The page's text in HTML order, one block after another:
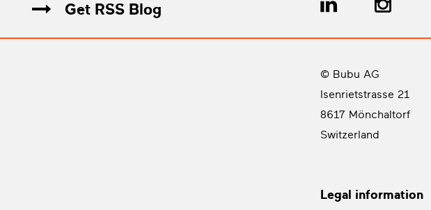
Get RSS Blog
© Bubu AG
Isenrietstrasse 21
8617 Mönchaltorf
Switzerland
Legal information